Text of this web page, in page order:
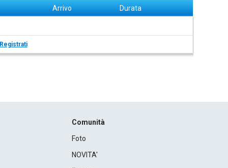
Arrivo Durata
Comunità
Foto
NOVITA'